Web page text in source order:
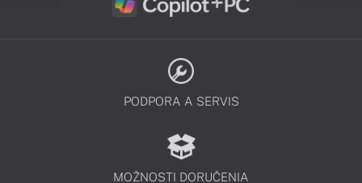
PODPORA A SERVIS
MOŽNOSTI DORUČENIA